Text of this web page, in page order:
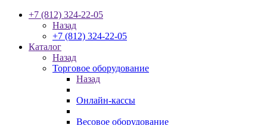
+7 (812) 324-22-05
Назад
+7 (812) 324-22-05
Каталог
Назад
Торговое оборудование
Назад
Онлайн-кассы
Весовое оборудование